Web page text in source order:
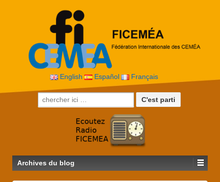
English Español Français
Recherche pour:
Archives du blog